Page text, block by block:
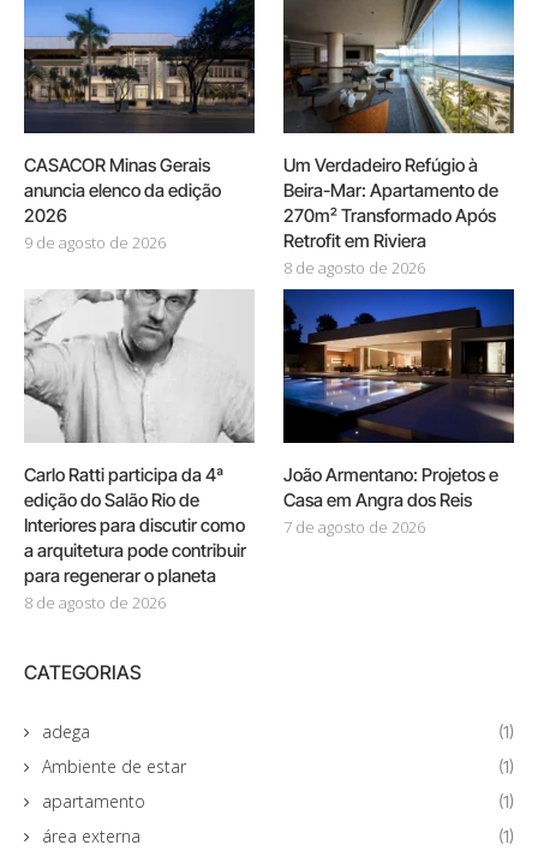
CASACOR Minas Gerais
anuncia elenco da edição
2026
9 de agosto de 2026
Um Verdadeiro Refúgio à
Beira-Mar: Apartamento de
270m² Transformado Após
Retrofit em Riviera
8 de agosto de 2026
Carlo Ratti participa da 4ª
edição do Salão Rio de
Interiores para discutir como
a arquitetura pode contribuir
para regenerar o planeta
8 de agosto de 2026
João Armentano: Projetos e
Casa em Angra dos Reis
7 de agosto de 2026
CATEGORIAS
adega (1)
Ambiente de estar (1)
apartamento (1)
área externa (1)